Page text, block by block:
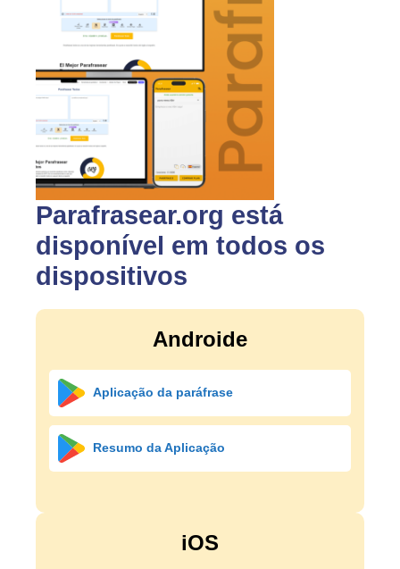
Parafrasear.org está
disponível em todos os
dispositivos
Androide
Aplicação da paráfrase
Resumo da Aplicação
iOS